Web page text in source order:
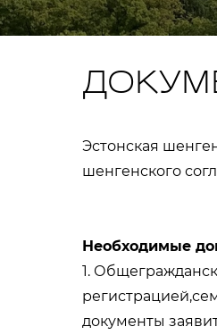
Эстонская
шенгенского
Необходимые
1.
документы